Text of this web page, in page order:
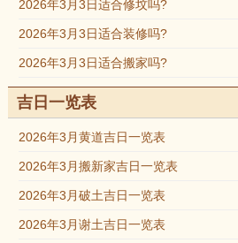
2026年3月3日适合修坟吗?
2026年3月3日适合装修吗?
2026年3月3日适合搬家吗?
吉日一览表
2026年3月黄道吉日一览表
2026年3月搬新家吉日一览表
2026年3月破土吉日一览表
2026年3月谢土吉日一览表